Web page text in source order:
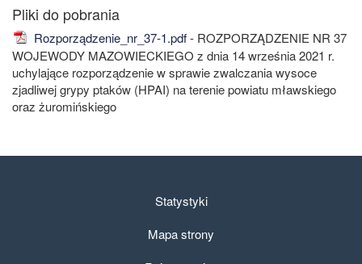
Rozporządzenie_nr_37-1.pdf- ROZPORZĄDZENIE NR 37
WOJEWODY MAZOWIECKIEGO z dnia 14 września 2021 r.
uchylające rozporządzenie w sprawie zwalczania wysoce
zjadliwej grypy ptaków (HPAI) na terenie powiatu mławskiego
oraz żuromińskiego
Statystyki
Mapa strony